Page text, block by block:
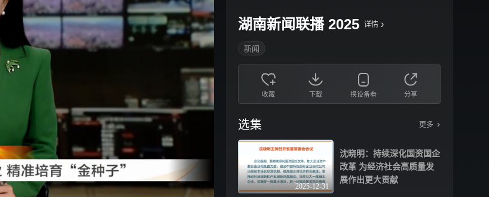
野狗骨头
忙忙碌碌寻宝藏2
妻子的浪漫旅行2026
我们的宿舍·归心季
克制升温
爸爸当家 第五季
你好，星期六
湖南新闻联播 2025 详情 ›
新闻
收藏 下载 换设备看 分享
选集 更多
2025-12-31
沈晓明：持续深化国资国企
改革 为经济社会高质量发
展作出更大贡献